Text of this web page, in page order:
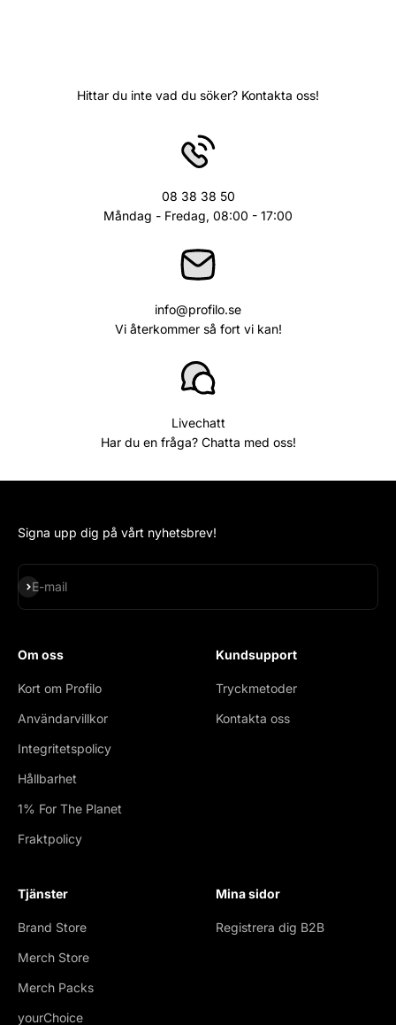
Hittar du inte vad du söker? Kontakta oss!
08 38 38 50
Måndag - Fredag, 08:00 - 17:00
info@profilo.se
Vi återkommer så fort vi kan!
Livechatt
Har du en fråga? Chatta med oss!
Signa upp dig på vårt nyhetsbrev!
E-mail
Subscribe
Om oss
Kort om Profilo
Användarvillkor
Integritetspolicy
Hållbarhet
1% For The Planet
Fraktpolicy
Kundsupport
Tryckmetoder
Kontakta oss
Tjänster
Brand Store
Merch Store
Merch Packs
yourChoice
Mina sidor
Registrera dig B2B